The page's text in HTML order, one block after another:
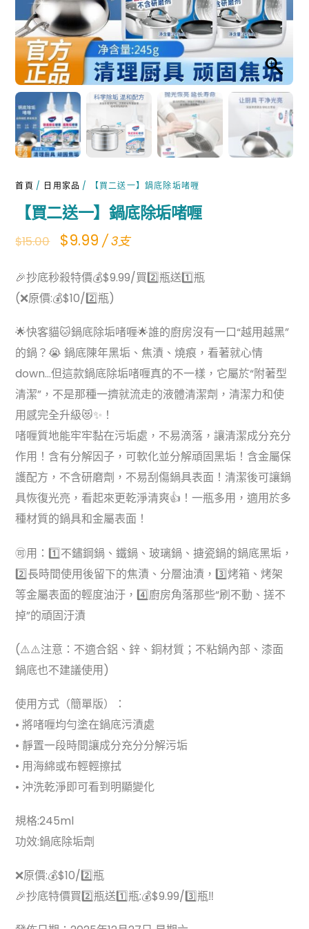
首頁 / 日用家品 / 【買二送一】鍋底除垢啫喱
【買二送一】鍋底除垢啫喱
$15.00
Original
was:
$15.00.
$9.99Current
is:
$9.99.
/ 3支
🎉抄底秒殺特價💰$9.99/買2️⃣瓶送1️⃣瓶
(❌原價:💰$10/2️⃣瓶)
🌟快客貓🐱鍋底除垢啫喱🌟誰的廚房沒有一口“越用越黑”
的鍋？😭 鍋底陳年黑垢、焦漬、燒痕，看著就心情
down…但這款鍋底除垢啫喱真的不一樣，它屬於“附著型
清潔”，不是那種一擠就流走的液體清潔劑，清潔力和使
用感完全升級😻✨！
啫喱質地能牢牢黏在污垢處，不易滴落，讓清潔成分充分
作用！含有分解因子，可軟化並分解頑固黑垢！含金屬保
護配方，不含研磨劑，不易刮傷鍋具表面！清潔後可讓鍋
具恢復光亮，看起來更乾淨清爽👍！一瓶多用，適用於多
種材質的鍋具和金屬表面！
🉑用：1️⃣不鏽鋼鍋、鐵鍋、玻璃鍋、搪瓷鍋的鍋底黑垢，
2️⃣長時間使用後留下的焦漬、分層油漬，3️⃣烤箱、烤架
等金屬表面的輕度油汙，4️⃣廚房角落那些“刷不動、搓不
掉”的頑固汙漬
(⚠️⚠️注意：不適合鋁、鋅、銅材質；不粘鍋內部、漆面
鍋底也不建議使用)
使用方式（簡單版）：
• 將啫喱均勻塗在鍋底污漬處
• 靜置一段時間讓成分充分分解污垢
• 用海綿或布輕輕擦拭
• 沖洗乾淨即可看到明顯變化
規格:245ml
功效:鍋底除垢劑
❌原價:💰$10/2️⃣瓶
🎉抄底特價買2️⃣瓶送1️⃣瓶:💰$9.99/3️⃣瓶‼